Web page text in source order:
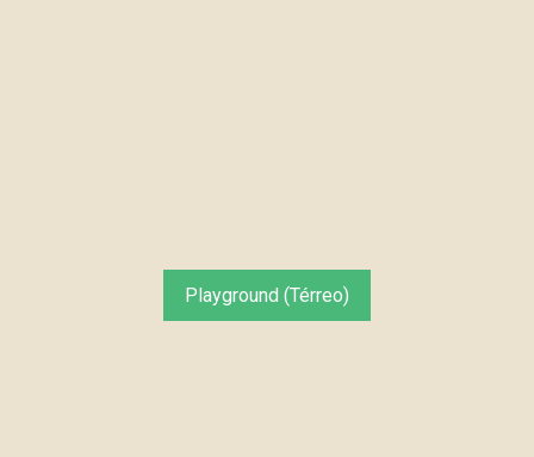
Playground (Térreo)